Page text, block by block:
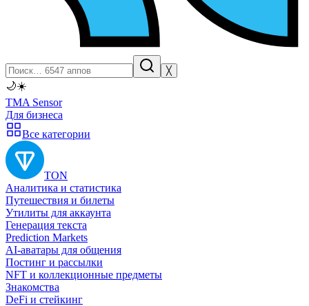
╳
🌙☀️
TMA Sensor
Для бизнеса
Все категории
TON
Аналитика и статистика
Путешествия и билеты
Утилиты для аккаунта
Генерация текста
Prediction Markets
AI-аватары для общения
Постинг и рассылки
NFT и коллекционные предметы
Знакомства
DeFi и стейкинг